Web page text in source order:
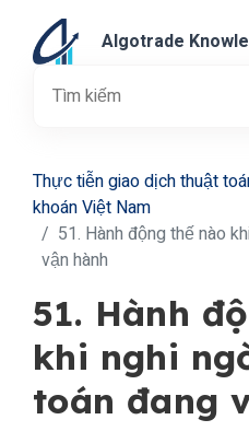
Algotrade
Thực tiễn giao dịch thuật
khoán Việt Nam
51. Hành động thế nào
vận hành
51. Hành
khi nghi
toán đang